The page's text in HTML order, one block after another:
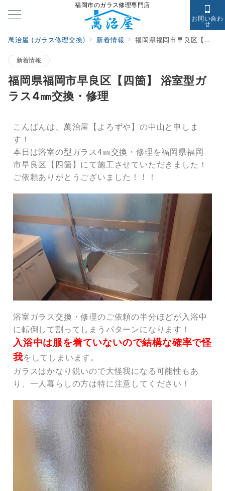
福岡市のガラス修理専門店
お問い合わ
せ
萬治屋 (ガラス修理交換) 新着情報 福岡県福岡市早良区【四箇】 浴室型ガラス4㎜交換・修理
新着情報
福岡県福岡市早良区【四箇】 浴室型ガ
ラス4㎜交換・修理
こんばんは、萬治屋【よろずや】の中山と申しま
す！
本日は浴室の型ガラス4㎜交換・修理を福岡県福岡
市早良区【四箇】にて施工させていただきました！
ご依頼ありがとうございました！！！
浴室ガラス交換・修理のご依頼の半分ほどが入浴中
に転倒して割ってしまうパターンになります！
入浴中は服を着ていないので結構な確率で怪
我をしてしまいます。
ガラスはかなり鋭いので大怪我になる可能性もあ
り、一人暮らしの方は特に注意してください！